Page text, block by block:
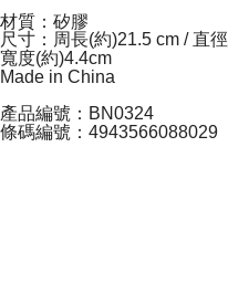
全家取貨付款
配送毎にNT$65、NT$1,000以
付款後全家取貨
配送毎にNT$65、NT$1,000以
配送毎にNT$65、NT$1,000
材質：矽膠
尺寸：周長(約)21.5 cm / 直
寬度(約)4.4cm
Made in China
產品編號：BN0324
條碼編號：4943566088029